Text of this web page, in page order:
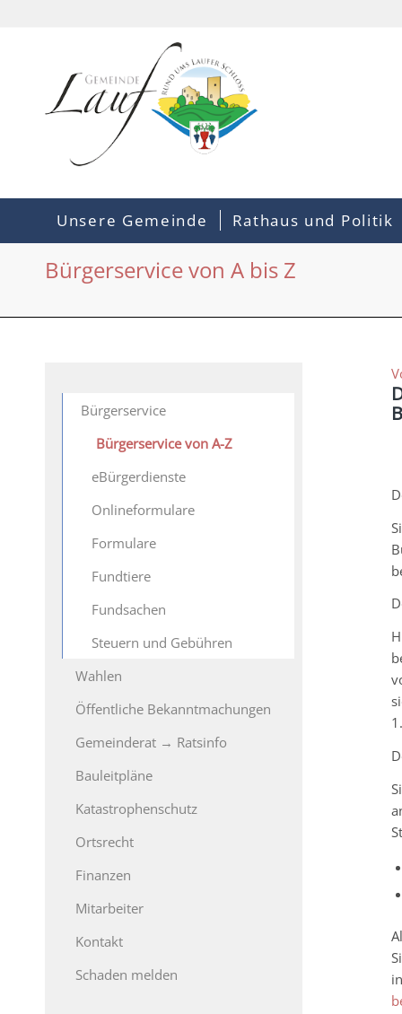
Unsere Gemeinde Rathaus und Politik
Bürgerservice von A bis Z
Bürgerservice
Bürgerservice von A-Z
eBürgerdienste
Onlineformulare
Formulare
Fundtiere
Fundsachen
Steuern und Gebühren
Wahlen
Öffentliche Bekanntmachungen
Gemeinderat → Ratsinfo
Bauleitpläne
Katastrophenschutz
Ortsrecht
Finanzen
Mitarbeiter
Kontakt
Schaden melden